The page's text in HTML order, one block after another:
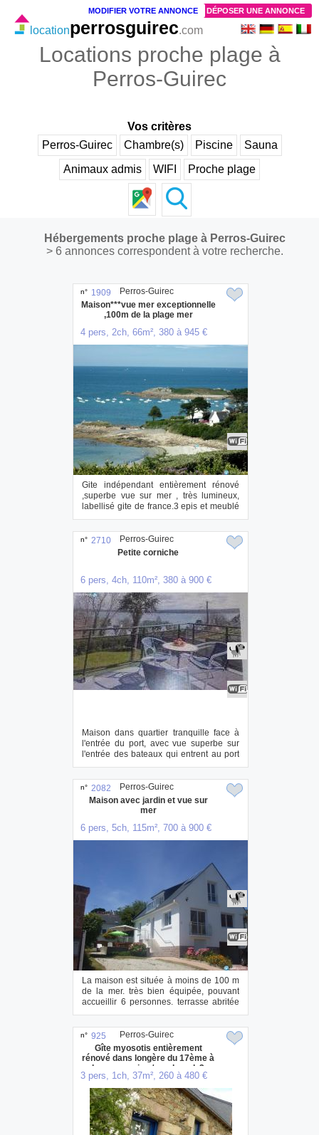
Locations proche plage à
Perros-Guirec
locationperrosguirec.com
Vos critères
Perros-Guirec
Chambre(s) Piscine
Sauna
Animaux admis
WIFI Proche plage
Hébergements proche plage à Perros-Guirec
> 6 annonces correspondent à votre recherche.
n° 1909
Maison***vue mer exceptionnelle
,100m de la plage mer
4 pers, 2ch, 66m², 380 à 945 €
Gite indépendant entièrement rénové
,superbe vue sur mer , très lumineux,
labellisé gite de france.3 epis et meublé
de t...
Perros-Guirec
n° 2710
Petite corniche
6 pers, 4ch, 110m², 380 à 900 €
Maison dans quartier tranquille face à
l'entrée du port, avec vue superbe sur
l'entrée des bateaux qui entrent au port
d...
Perros-Guirec
n° 2082
Maison avec jardin et vue sur
mer
6 pers, 5ch, 115m², 700 à 900 €
La maison est située à moins de 100 m
de la mer. très bien équipée, pouvant
accueillir 6 personnes. terrasse abritée
d...
Perros-Guirec
n° 925
Gîte myosotis entièrement
rénové dans longère du 17ème à
louer semaine / week-end. 2
autres gîtes sont visibles sur
notre site
3 pers, 1ch, 37m², 260 à 480 €
Perros-Guirec
DÉPOSER UNE ANNONCE
MODIFIER VOTRE ANNONCE